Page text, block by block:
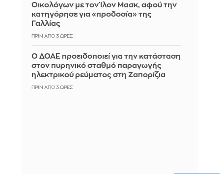
Οικολόγων με τον Ίλον Μασκ, αφού την
κατηγόρησε για «προδοσία» της
Γαλλίας
ΠΡΙΝ ΑΠΌ 3 ΏΡΕΣ
Ο ΔΟΑΕ προειδοποιεί για την κατάσταση
στον πυρηνικό σταθμό παραγωγής
ηλεκτρικού ρεύματος στη Ζαπορίζια
ΠΡΙΝ ΑΠΌ 3 ΏΡΕΣ